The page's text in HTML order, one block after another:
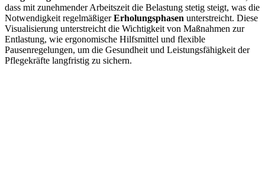
dass mit zunehmender Arbeitszeit die Belastung stetig steigt, was die
Notwendigkeit regelmäßigerErholungsphasen unterstreicht. Diese
Visualisierung unterstreicht die Wichtigkeit von Maßnahmen zur
Entlastung, wie ergonomische Hilfsmittel und flexible
Pausenregelungen, um die Gesundheit und Leistungsfähigkeit der
Pflegekräfte langfristig zu sichern.